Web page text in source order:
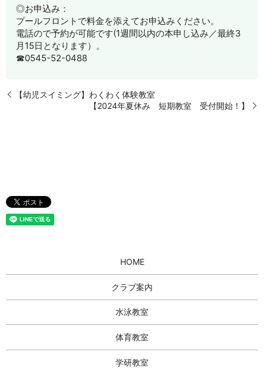
◎お申込み：
プールフロントで料金を添えてお申込みください。
電話ので予約が可能です(1週間以内の本申し込み／最終3
月15日となります）。
☎0545-52-0488
【幼児スイミング】わくわく体験教室
【2024年夏休み 短期教室 受付開始！】
HOME
クラブ案内
水泳教室
体育教室
学研教室